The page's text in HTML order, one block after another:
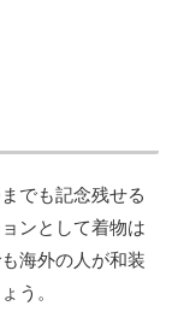
でも記念残せる
ンとして着物は
海外の人が和装
う。